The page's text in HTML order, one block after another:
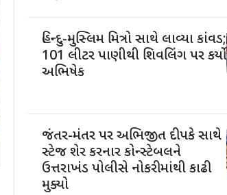
હિન્દુ-મુસ્લિમ મિત્રો સાથે લાવ્યા કાંવડ;
101 લીટર પાણીથી શિવલિંગ પર કર્યો
અભિષેક
જંતર-મંતર પર અભિજીત દીપકે સાથે
સ્ટેજ શેર કરનાર કોન્સ્ટેબલને
ઉત્તરાખંડ પોલીસે નોકરીમાંથી કાઢી
મુક્યો